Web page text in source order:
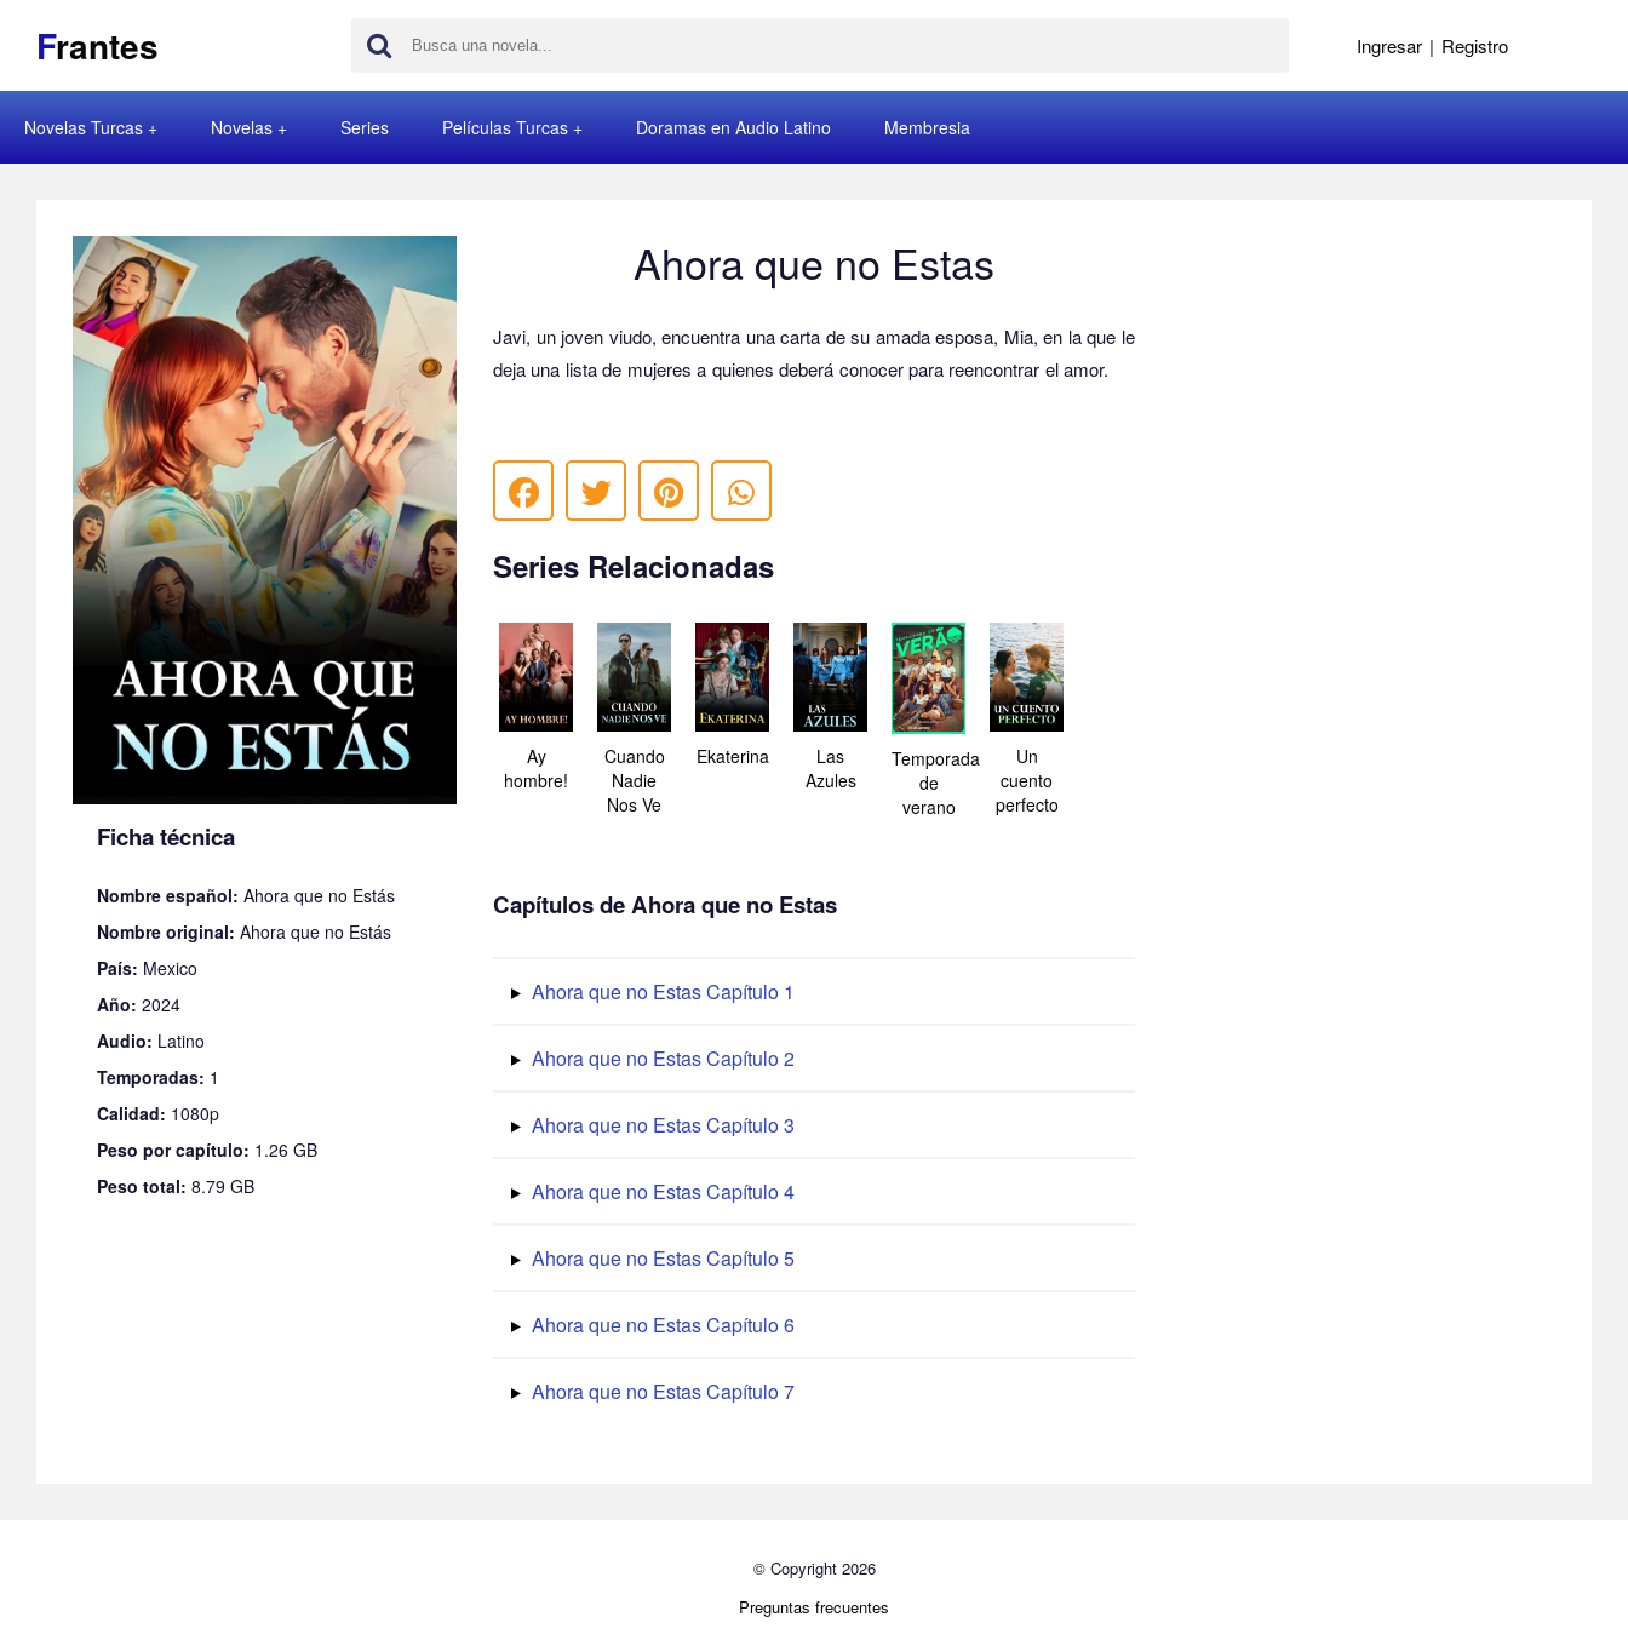
Frantes Ingresar | Registro
Novelas Turcas Novelas Series Películas Turcas Doramas en Audio Latino Membresia
Ficha técnica
Nombre español: Ahora que no Estás
Nombre original: Ahora que no Estás
País: Mexico
Año: 2024
Audio: Latino
Temporadas: 1
Calidad: 1080p
Peso por capítulo: 1.26 GB
Peso total: 8.79 GB
Ahora que no Estas
Javi, un joven viudo, encuentra una carta de su amada esposa, Mia, en la que le
deja una lista de mujeres a quienes deberá conocer para reencontrar el amor.
Series Relacionadas
Ay
hombre!
Cuando
Nadie
Nos Ve
Ekaterina
Las
Azules
Temporada
de
verano
Un
cuento
perfecto
Capítulos de Ahora que no Estas
Ahora que no Estas Capítulo 1
Ahora que no Estas Capítulo 2
Ahora que no Estas Capítulo 3
Ahora que no Estas Capítulo 4
Ahora que no Estas Capítulo 5
Ahora que no Estas Capítulo 6
Ahora que no Estas Capítulo 7
© Copyright 2026
Preguntas frecuentes